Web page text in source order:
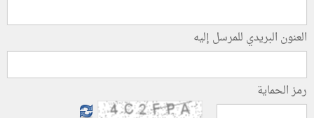
العنون البريدي للمرسل إليه
رمز الحماية